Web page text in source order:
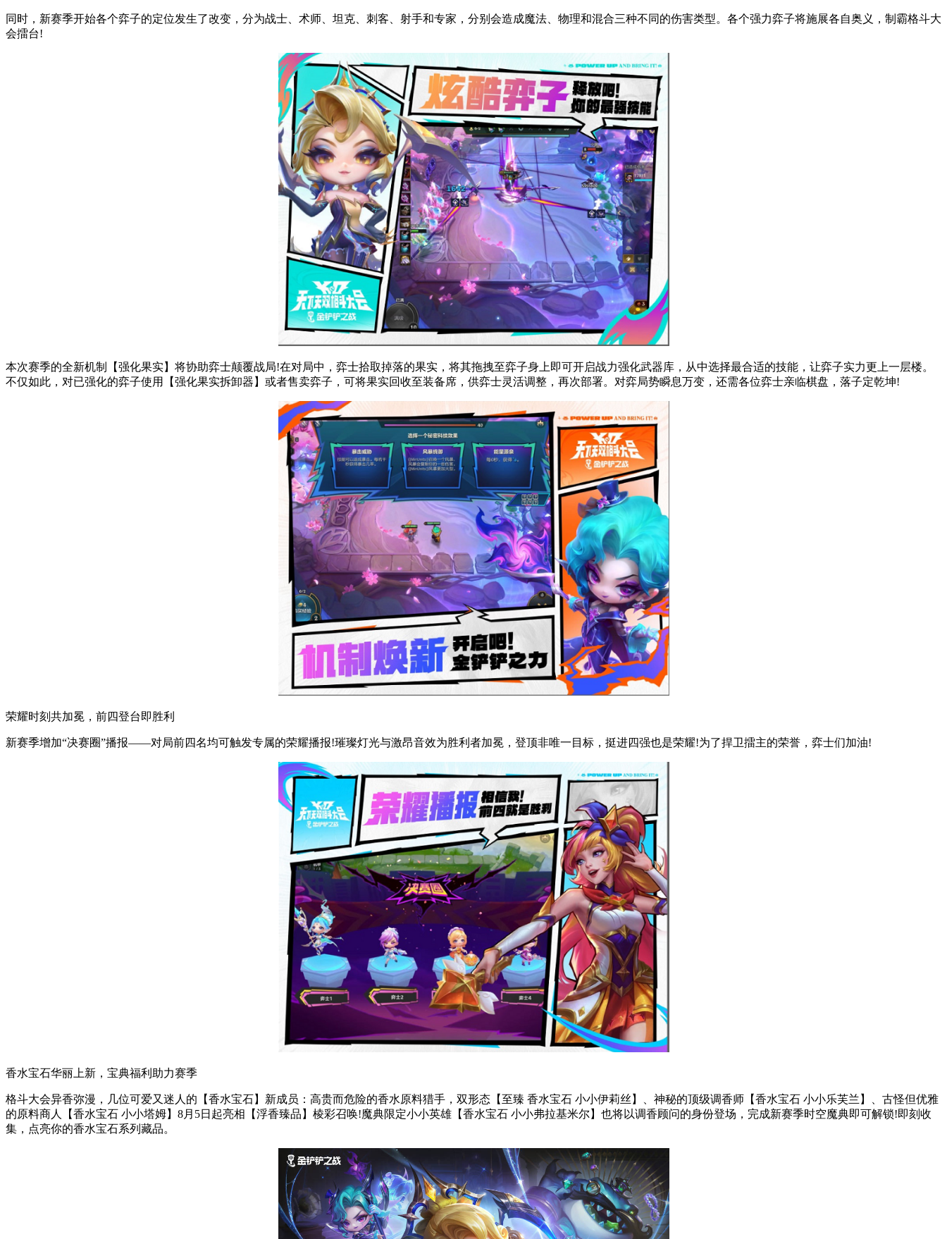
同时，新赛季开始各个弈子的定位发生了改变，分为战士、术师、坦克、刺客、射手和专家，分别会造成魔法、物理和混合三种不同的伤害类型。各个强力弈子将施展各自奥义，制霸格斗大
会擂台!
本次赛季的全新机制【强化果实】将协助弈士颠覆战局!在对局中，弈士拾取掉落的果实，将其拖拽至弈子身上即可开启战力强化武器库，从中选择最合适的技能，让弈子实力更上一层楼。
不仅如此，对已强化的弈子使用【强化果实拆卸器】或者售卖弈子，可将果实回收至装备席，供弈士灵活调整，再次部署。对弈局势瞬息万变，还需各位弈士亲临棋盘，落子定乾坤!
荣耀时刻共加冕，前四登台即胜利
新赛季增加“决赛圈”播报——对局前四名均可触发专属的荣耀播报!璀璨灯光与激昂音效为胜利者加冕，登顶非唯一目标，挺进四强也是荣耀!为了捍卫擂主的荣誉，弈士们加油!
香水宝石华丽上新，宝典福利助力赛季
格斗大会异香弥漫，几位可爱又迷人的【香水宝石】新成员：高贵而危险的香水原料猎手，双形态【至臻 香水宝石 小小伊莉丝】、神秘的顶级调香师【香水宝石 小小乐芙兰】、古怪但优雅
的原料商人【香水宝石 小小塔姆】8月5日起亮相【浮香臻品】棱彩召唤!魔典限定小小英雄【香水宝石 小小弗拉基米尔】也将以调香顾问的身份登场，完成新赛季时空魔典即可解锁!即刻收
集，点亮你的香水宝石系列藏品。